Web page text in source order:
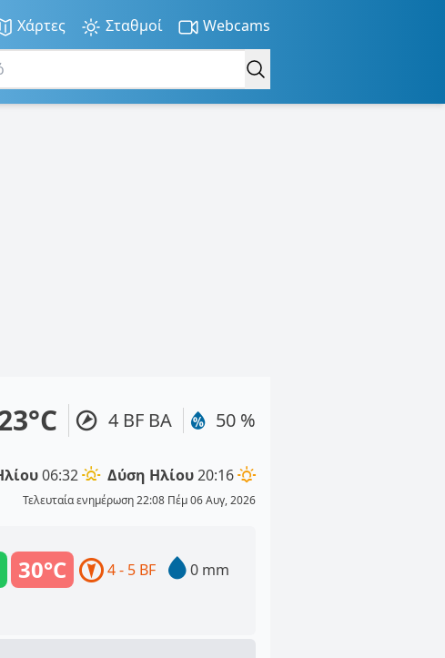
Χάρτες Σταθμοί Webcams
4 BF ΒΑ 50 %
06:32 Δύση Ηλίου20:16
Τελευταία ενημέρωση 22:08 Πέμ 06 Αυγ, 2026
30°C 4 - 5 BF 0 mm